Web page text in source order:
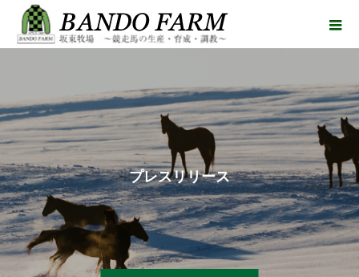
プレスリリース